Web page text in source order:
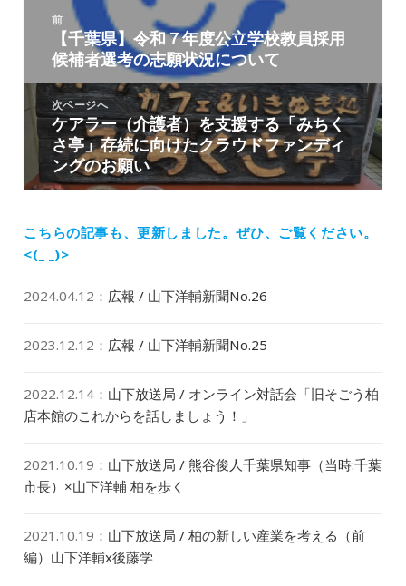
ー
ー
ン
前
の
投
稿:
【千葉県】令和７年度公立学校教員採用
候補者選考の志願状況について
次ページへ
次
の
投
稿:
ケアラー（介護者）を支援する「みちく
さ亭」存続に向けたクラウドファンディ
ングのお願い
こちらの記事も、更新しました。ぜひ、ご覧ください。
<(_ _)>
2024.04.12 ： 広報 / 山下洋輔新聞No.26
2023.12.12 ： 広報 / 山下洋輔新聞No.25
2022.12.14 ： 山下放送局 / オンライン対話会「旧そごう柏
店本館のこれからを話しましょう！」
2021.10.19 ： 山下放送局 / 熊谷俊人千葉県知事（当時:千葉
市長）×山下洋輔 柏を歩く
2021.10.19 ： 山下放送局 / 柏の新しい産業を考える（前
編）山下洋輔x後藤学